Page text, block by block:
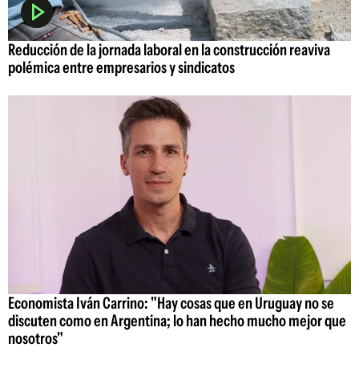
Reducción de la jornada laboral en la construcción reaviva
polémica entre empresarios y sindicatos
Economista Iván Carrino: "Hay cosas que en Uruguay no se
discuten como en Argentina; lo han hecho mucho mejor que
nosotros"